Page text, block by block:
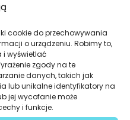
cookie do przechowywania
o urządzeniu. Robimy to,
i wyświetlać
zgody na te
danych, takich jak
lub unikalne identyfikatory na
jej wycofanie może
i funkcje.
ŚWIETNE
ściany. Ja chciałam
las w salonie
pomysł!